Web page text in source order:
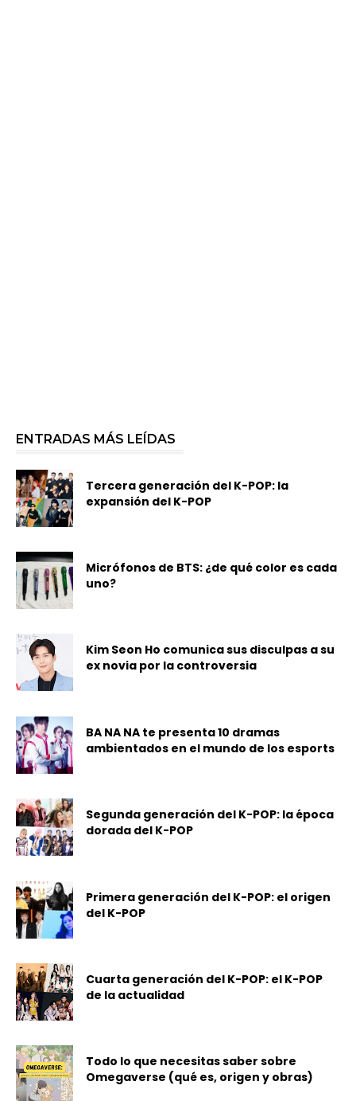
ENTRADAS MÁS LEÍDAS
Tercera generación del K-POP: la
expansión del K-POP
Micrófonos de BTS: ¿de qué color es cada
uno?
Kim Seon Ho comunica sus disculpas a su
ex novia por la controversia
BA NA NA te presenta 10 dramas
ambientados en el mundo de los esports
Segunda generación del K-POP: la época
dorada del K-POP
Primera generación del K-POP: el origen
del K-POP
Cuarta generación del K-POP: el K-POP
de la actualidad
Todo lo que necesitas saber sobre
Omegaverse (qué es, origen y obras)